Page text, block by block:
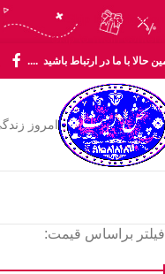
Skip to navigation
Skip to main content
حالا با ما در ارتباط باشید ....
امروز
فیلتر براساس قیمت: